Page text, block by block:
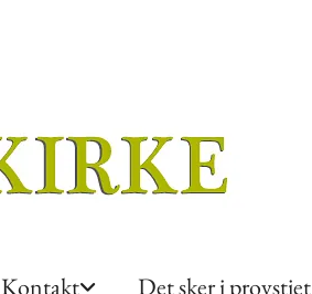
Kontakt Det sker i provstiet